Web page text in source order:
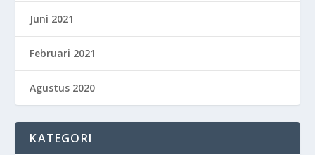
Juni 2021
Februari 2021
Agustus 2020
KATEGORI